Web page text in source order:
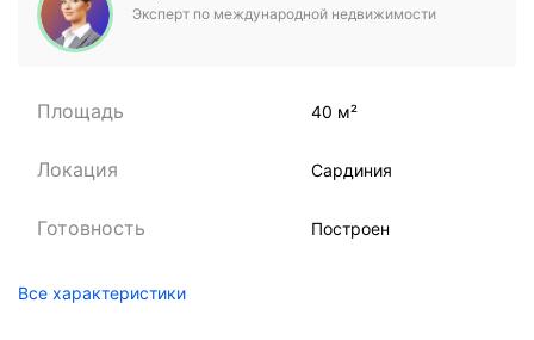
Эксперт по международной недвижимости
Площадь 40 м²
Локация Сардиния
Готовность Построен
Все характеристики